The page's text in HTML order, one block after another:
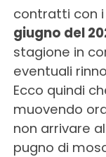
contratti con
giugno del
stagione in
eventuali
Ecco quindi
muovendo
non arrivare
pugno di